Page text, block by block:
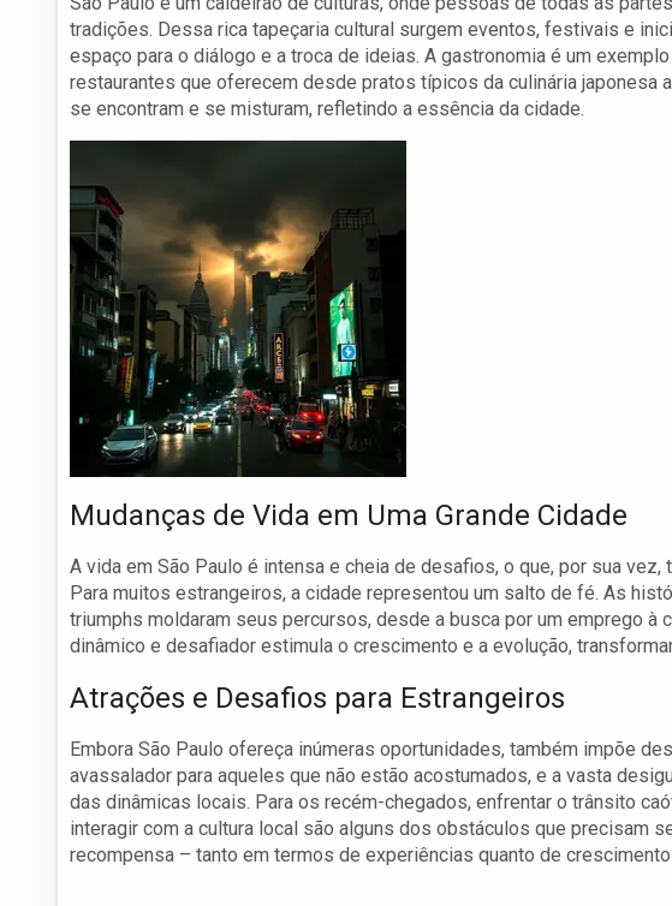
tradições. Dessa rica tapeçaria cultural surgem eventos, festivais e
espaço para o diálogo e a troca de ideias. A gastronomia é um
restaurantes que oferecem desde pratos típicos da culinária japonesa
se encontram e se misturam, refletindo a essência da cidade.
Mudanças de Vida em Uma Grande Cidade
A vida em São Paulo é intensa e cheia de desafios, o que, por sua
Para muitos estrangeiros, a cidade representou um salto de fé. As
triumphs moldaram seus percursos, desde a busca por um emprego à
dinâmico e desafiador estimula o crescimento e a evolução,
Atrações e Desafios para Estrangeiros
Embora São Paulo ofereça inúmeras oportunidades, também impõe
avassalador para aqueles que não estão acostumados, e a vasta
das dinâmicas locais. Para os recém-chegados, enfrentar o trânsito
interagir com a cultura local são alguns dos obstáculos que precisam
recompensa – tanto em termos de experiências quanto de